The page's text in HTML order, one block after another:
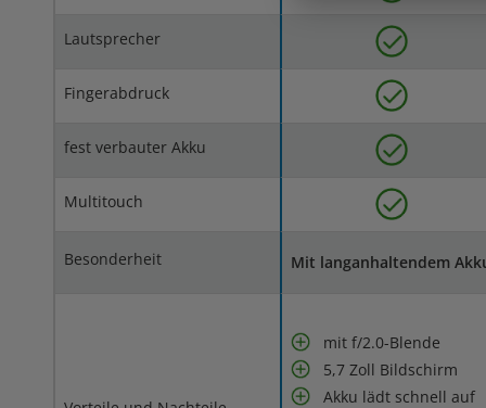
Lautsprecher
Fingerabdruck
fest verbauter Akku
Multitouch
Besonderheit Mit langanhaltendem
mit f/2.0-Blende
5,7 Zoll Bildschirm
Akku lädt schnell auf